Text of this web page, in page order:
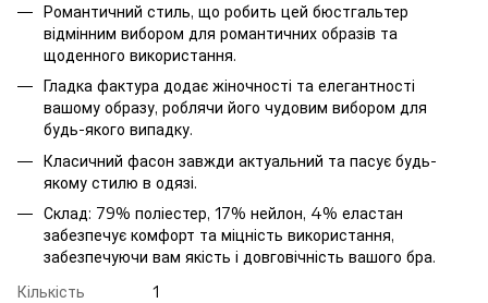
Романтичний стиль, що робить цей бюстгальтер
відмінним вибором для романтичних образів та
щоденного використання.
Гладка фактура додає жіночності та елегантності
вашому образу, роблячи його чудовим вибором для
будь-якого випадку.
Класичний фасон завжди актуальний та пасує будь-
якому стилю в одязі.
Склад: 79% поліестер, 17% нейлон, 4% еластан
забезпечує комфорт та міцність використання,
забезпечуючи вам якість і довговічність вашого бра.
Кількість
1